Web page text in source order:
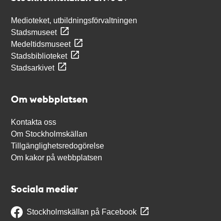
Medioteket, utbildningsförvaltningen
Stadsmuseet
Medeltidsmuseet
Stadsbiblioteket
Stadsarkivet
Om webbplatsen
Kontakta oss
Om Stockholmskällan
Tillgänglighetsredogörelse
Om kakor på webbplatsen
Sociala medier
Stockholmskällan på Facebook